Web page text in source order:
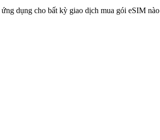
dụng cho bất kỳ giao dịch mua gói eSIM nào